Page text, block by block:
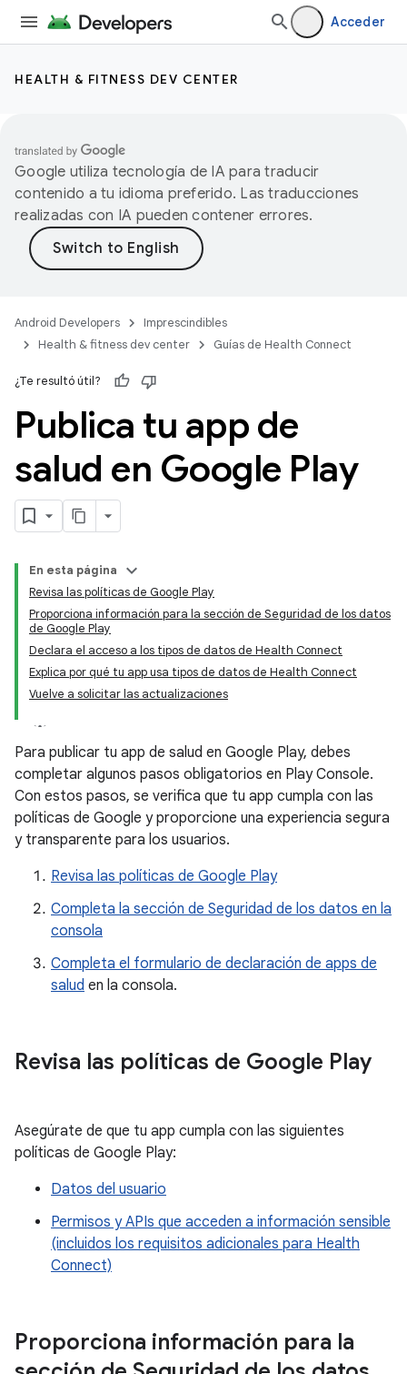
Acceder
HEALTH & FITNESS DEV CENTER
Google utiliza tecnología de IA para traducir
contenido a tu idioma preferido. Las traducciones
realizadas con IA pueden contener errores.
Android Developers
Imprescindibles
Health & fitness dev center
Guías de Health Connect
¿Te resultó útil?
Publica tu app de
salud en Google Play
En esta página
Revisa las políticas de Google Play
Proporciona información para la sección de Seguridad de los datos
de Google Play
Declara el acceso a los tipos de datos de Health Connect
Explica por qué tu app usa tipos de datos de Health Connect
Vuelve a solicitar las actualizaciones
Para publicar tu app de salud en Google Play, debes
completar algunos pasos obligatorios en Play Console.
Con estos pasos, se verifica que tu app cumpla con las
políticas de Google y proporcione una experiencia segura
y transparente para los usuarios.
Revisa las políticas de Google Play
Completa la sección de Seguridad de los datos en la
consola
Completa el formulario de declaración de apps de
salud en la consola.
Revisa las políticas de Google Play
Asegúrate de que tu app cumpla con las siguientes
políticas de Google Play:
Datos del usuario
Permisos y APIs que acceden a información sensible
(incluidos los requisitos adicionales para Health
Connect)
Proporciona información para la